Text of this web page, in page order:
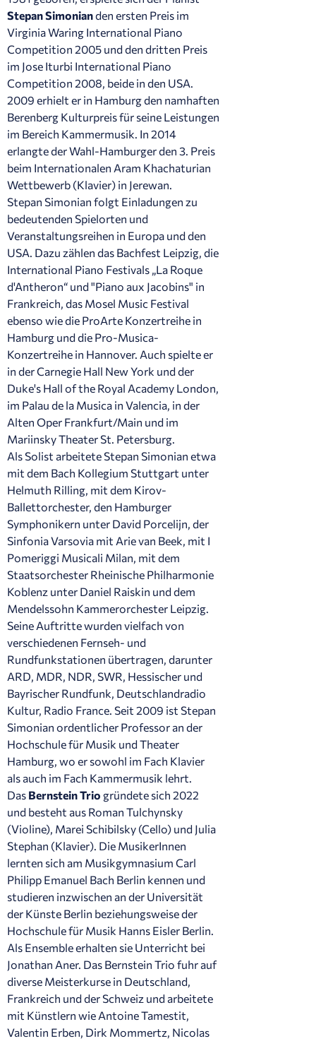
Stepan Simonianden ersten Preis im
Virginia Waring International Piano
Competition 2005 und den dritten Preis
im Jose Iturbi International Piano
Competition 2008, beide in den USA.
2009 erhielt er in Hamburg den namhaften
Berenberg Kulturpreis für seine Leistungen
im Bereich Kammermusik. In 2014
erlangte der Wahl-Hamburger den 3. Preis
beim Internationalen Aram Khachaturian
Wettbewerb (Klavier) in Jerewan.
Stepan Simonian folgt Einladungen zu
bedeutenden Spielorten und
Veranstaltungsreihen in Europa und den
USA. Dazu zählen das Bachfest Leipzig, die
International Piano Festivals „La Roque
d'Antheron“ und "Piano aux Jacobins" in
Frankreich, das Mosel Music Festival
ebenso wie die ProArte Konzertreihe in
Hamburg und die Pro-Musica-
Konzertreihe in Hannover. Auch spielte er
in der Carnegie Hall New York und der
Duke's Hall of the Royal Academy London,
im Palau de la Musica in Valencia, in der
Alten Oper Frankfurt/Main und im
Mariinsky Theater St. Petersburg.
Als Solist arbeitete Stepan Simonian etwa
mit dem Bach Kollegium Stuttgart unter
Helmuth Rilling, mit dem Kirov-
Ballettorchester, den Hamburger
Symphonikern unter David Porcelijn, der
Sinfonia Varsovia mit Arie van Beek, mit I
Pomeriggi Musicali Milan, mit dem
Staatsorchester Rheinische Philharmonie
Koblenz unter Daniel Raiskin und dem
Mendelssohn Kammerorchester Leipzig.
Seine Auftritte wurden vielfach von
verschiedenen Fernseh- und
Rundfunkstationen übertragen, darunter
ARD, MDR, NDR, SWR, Hessischer und
Bayrischer Rundfunk, Deutschlandradio
Kultur, Radio France. Seit 2009 ist Stepan
Simonian ordentlicher Professor an der
Hochschule für Musik und Theater
Hamburg, wo er sowohl im Fach Klavier
als auch im Fach Kammermusik lehrt.
Das Bernstein Trio gründete sich 2022
und besteht aus Roman Tulchynsky
(Violine), Marei Schibilsky (Cello) und Julia
Stephan (Klavier). Die MusikerInnen
lernten sich am Musikgymnasium Carl
Philipp Emanuel Bach Berlin kennen und
studieren inzwischen an der Universität
der Künste Berlin beziehungsweise der
Hochschule für Musik Hanns Eisler Berlin.
Als Ensemble erhalten sie Unterricht bei
Jonathan Aner. Das Bernstein Trio fuhr auf
diverse Meisterkurse in Deutschland,
Frankreich und der Schweiz und arbeitete
mit Künstlern wie Antoine Tamestit,
Valentin Erben, Dirk Mommertz, Nicolas